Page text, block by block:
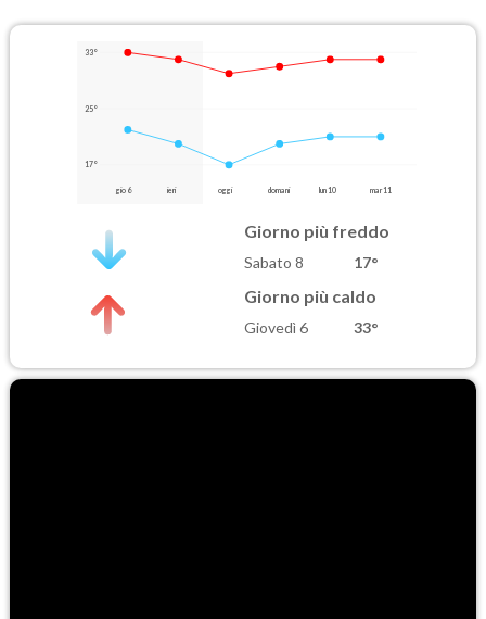
33°
25°
17°
gio 6 ieri oggi domani lun 10 mar 11
Giorno più freddo
Sabato 8 17°
Giorno più caldo
Giovedì 6 33°